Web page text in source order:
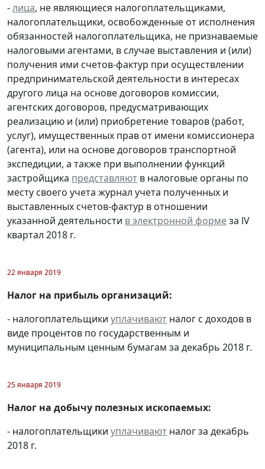
-лица, не являющиеся налогоплательщиками,
налогоплательщики, освобожденные от исполнения
обязанностей налогоплательщика, не признаваемые
налоговыми агентами, в случае выставления и (или)
получения ими счетов-фактур при осуществлении
предпринимательской деятельности в интересах
другого лица на основе договоров комиссии,
агентских договоров, предусматривающих
реализацию и (или) приобретение товаров (работ,
услуг), имущественных прав от имени комиссионера
(агента), или на основе договоров транспортной
экспедиции, а также при выполнении функций
застройщика представляют в налоговые органы по
месту своего учета журнал учета полученных и
выставленных счетов-фактур в отношении
указанной деятельности в электронной формеза lV
квартал 2018 г.
22 января 2019
Налог на прибыль организаций:
- налогоплательщики уплачивают налог с доходов в
виде процентов по государственным и
муниципальным ценным бумагам за декабрь 2018 г.
25 января 2019
Налог на добычу полезных ископаемых:
- налогоплательщики уплачивают налог за декабрь
2018 г.